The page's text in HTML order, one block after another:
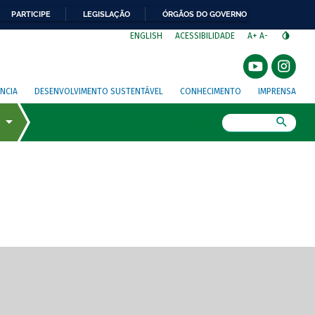
PARTICIPE LEGISLAÇÃO ÓRGÃOS DO GOVERNO
ENGLISH ACESSIBILIDADE A+ A-
DESENVOLVIMENTO SUSTENTÁVEL CONHECIMENTO IMPRENSA
de tela